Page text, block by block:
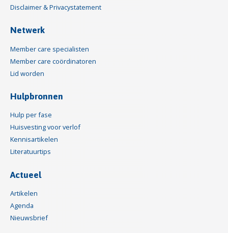
Disclaimer & Privacystatement
Netwerk
Member care specialisten
Member care coördinatoren
Lid worden
Hulpbronnen
Hulp per fase
Huisvesting voor verlof
Kennisartikelen
Literatuurtips
Actueel
Artikelen
Agenda
Nieuwsbrief